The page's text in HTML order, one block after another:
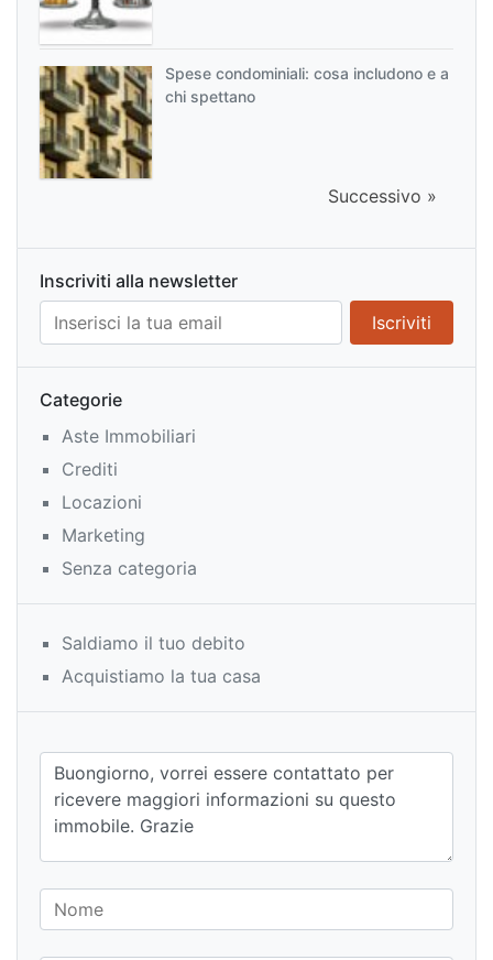
Spese condominiali: cosa includono e a
chi spettano
Successivo »
Inscriviti alla newsletter
Categorie
Aste Immobiliari
Crediti
Locazioni
Marketing
Senza categoria
Saldiamo il tuo debito
Acquistiamo la tua casa